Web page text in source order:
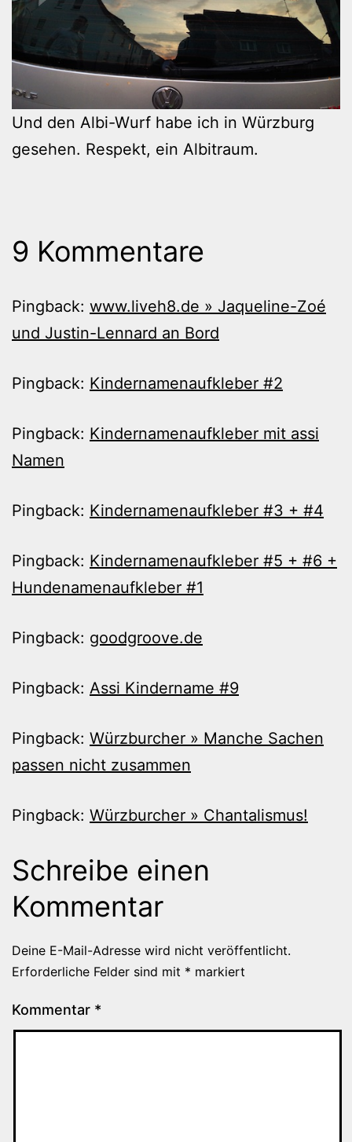
Und den Albi-Wurf habe ich in Würzburg
gesehen. Respekt, ein Albitraum.
9 Kommentare
Pingback: www.liveh8.de » Jaqueline-Zoé
und Justin-Lennard an Bord
Pingback: Kindernamenaufkleber #2
Pingback: Kindernamenaufkleber mit assi
Namen
Pingback: Kindernamenaufkleber #3 + #4
Pingback: Kindernamenaufkleber #5 + #6 +
Hundenamenaufkleber #1
Pingback: goodgroove.de
Pingback: Assi Kindername #9
Pingback: Würzburcher » Manche Sachen
passen nicht zusammen
Pingback: Würzburcher » Chantalismus!
Schreibe einen
Kommentar
Deine E-Mail-Adresse wird nicht veröffentlicht.
Erforderliche Felder sind mit * markiert
Kommentar *